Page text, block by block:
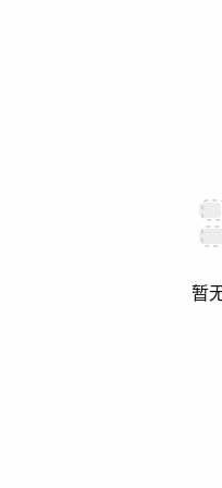
暂